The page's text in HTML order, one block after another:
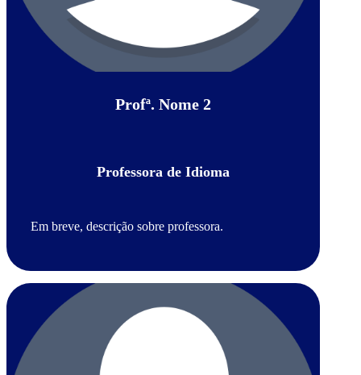
Profª. Nome 2
Professora de Idioma
Em breve, descrição sobre professora.